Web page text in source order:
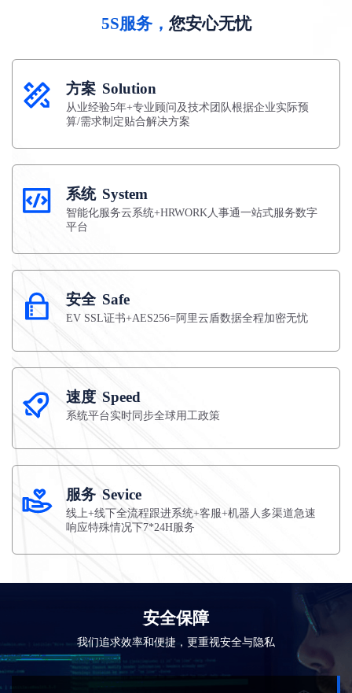
5S服务， 您安心无忧
方案 Solution
从业经验5年+专业顾问及技术团队根据企业实际预
算/需求制定贴合解决方案
系统 System
智能化服务云系统+HRWORK人事通一站式服务数字
平台
安全 Safe
EV SSL证书+AES256=阿里云盾数据全程加密无忧
速度 Speed
系统平台实时同步全球用工政策
服务 Sevice
线上+线下全流程跟进系统+客服+机器人多渠道急速
响应特殊情况下7*24H服务
安全保障
我们追求效率和便捷，更重视安全与隐私